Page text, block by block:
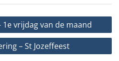
vrijdag van de maand
– St Jozeffeest